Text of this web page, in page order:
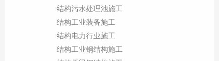
结构污水处理池施工
结构工业装备施工
结构电力行业施工
结构工业钢结构施工